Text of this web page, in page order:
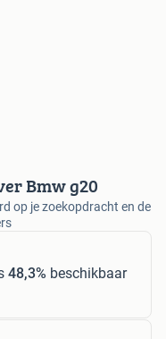
Bmw g20
op je zoekopdracht en de
48,3% beschikbaar